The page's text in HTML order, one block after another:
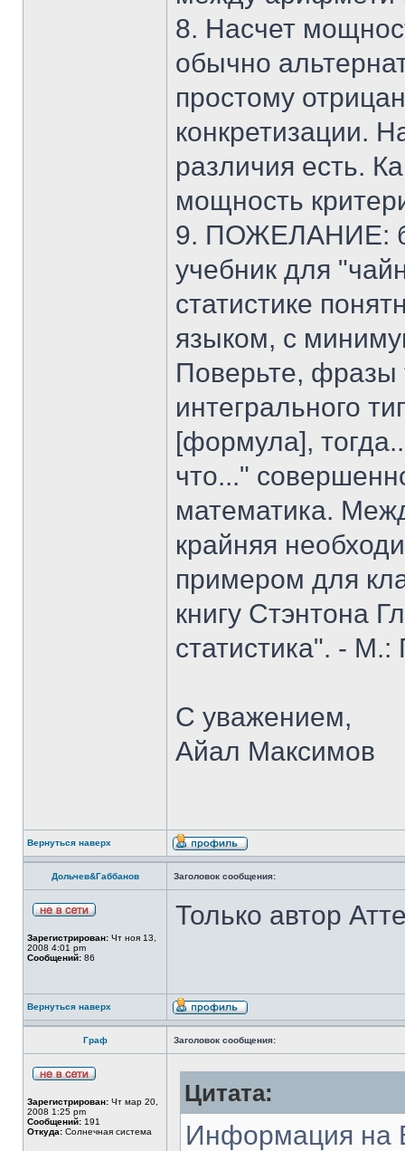
8. Насчет
обычно
простому
конкретизации.
различия есть.
мощность
9. ПОЖЕЛАНИЕ:
учебник для
статистике
языком, с
Поверьте, фразы
интегрального
[формула],
что..."
математика.
крайняя
примером для
книгу Стэнтона
статистика". - М.:
С уважением,
Айал Максимов
Вернуться наверх
Дольчев&Габбанов Заголовок сообщения:
Зарегистрирован: Чт ноя 13,
2008 4:01 pm
Сообщений: 86
Только автор
Вернуться наверх
Граф Заголовок сообщения:
Зарегистрирован: Чт мар 20,
2008 1:25 pm
Сообщений: 191
Откуда: Солнечная система
Цитата:
Информация на